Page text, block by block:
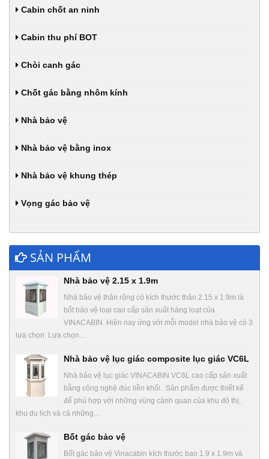
Cabin chốt an ninh
Cabin thu phí BOT
Chòi canh gác
Chốt gác bằng nhôm kính
Nhà bảo vệ
Nhà bảo vệ bằng inox
Nhà bảo vệ khung thép
Vọng gác bảo vệ
SẢN PHẨM
Nhà bảo vệ 2.15 x 1.9m
Nhà bảo vệ thân rộng có kích thước thân 2.15 x 1.9m là
bốt bảo vệ loại cao cấp sản xuất hàng loạt của
VINACABIN. Hiện nay ứng với mỗi model nhà bảo vệ có 3
lựa chọn: Lựa chọn…
Nhà bảo vệ lục giác composite lục giác VC6L
Nhà bảo vệ lục giác VINACABIN VC6L cao cấp sản xuất
bằng công nghệ đúc liền khối. Sản phẩm được thiết kế
để phù hợp với những vùng cảnh quan của khu đô thị,
khu du lịch và cả những…
Bốt gác bảo vệ
Bốt gác bảo vệ Vinacabin kích thước bao 1.9 x 1.9m và